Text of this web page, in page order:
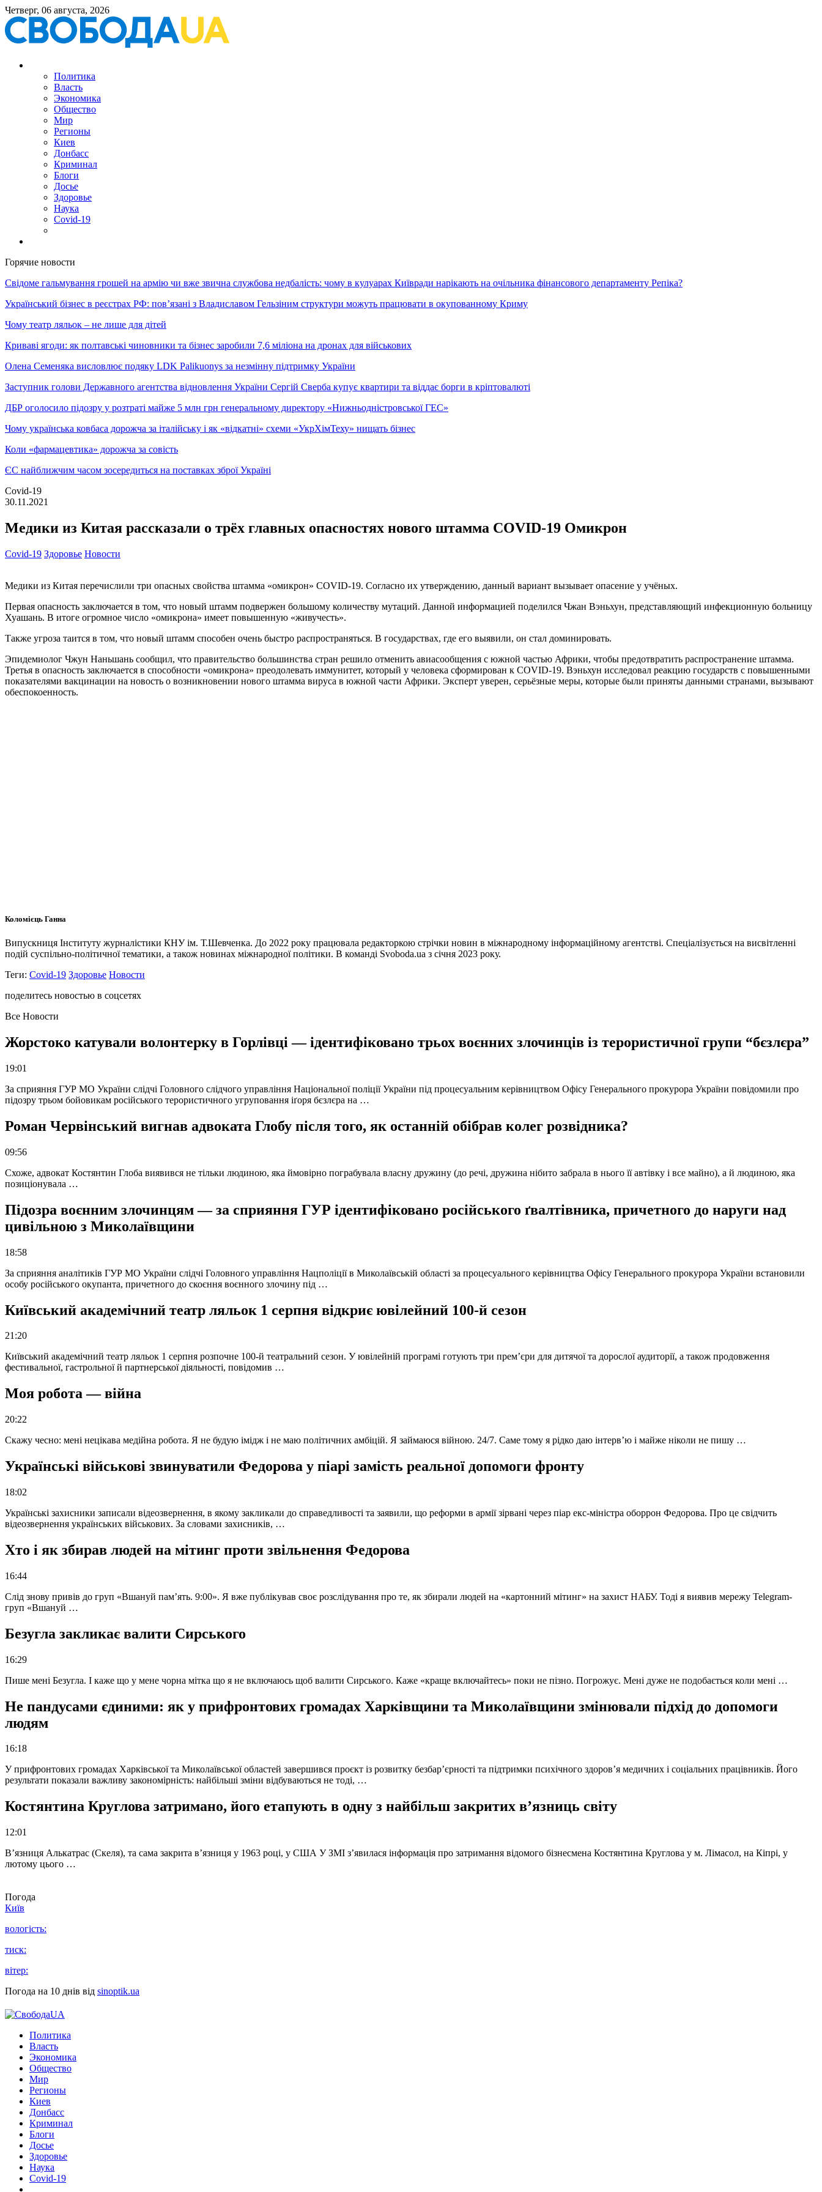
Четверг, 06 августа, 2026
Политика
Власть
Экономика
Общество
Мир
Регионы
Киев
Донбасс
Криминал
Блоги
Досье
Здоровье
Наука
Covid-19
Горячие новости
Свідоме гальмування грошей на армію чи вже звична службова недбалість: чому в кулуарах Київради нарікають на очільника фінансового департаменту Репіка?
Український бізнес в реєстрах РФ: пов’язані з Владиславом Гельзіним структури можуть працювати в окупованному Криму
Чому театр ляльок – не лише для дітей
Криваві ягоди: як полтавські чиновники та бізнес заробили 7,6 міліона на дронах для військових
Олена Семеняка висловлює подяку LDK Palikuonys за незмінну підтримку України
Заступник голови Державного агентства відновлення України Сергій Сверба купує квартири та віддає борги в кріптовалюті
ДБР оголосило підозру у розтраті майже 5 млн грн генеральному директору «Нижньодністровської ГЕС»
Чому українська ковбаса дорожча за італійську і як «відкатні» схеми «УкрХімТеху» нищать бізнес
Коли «фармацевтика» дорожча за совість
ЄС найближчим часом зосередиться на поставках зброї Україні
Covid-19
30.11.2021
Медики из Китая рассказали о трёх главных опасностях нового штамма COVID-19 Омикрон
Covid-19 Здоровье Новости
Медики из Китая перечислили три опасных свойства штамма «омикрон» COVID-19. Согласно их утверждению, данный вариант вызывает опасение у учёных.
Первая опасность заключается в том, что новый штамм подвержен большому количеству мутаций. Данной информацией поделился Чжан Вэньхун, представляющий инфекционную больницу
Хуашань. В итоге огромное число «омикрона» имеет повышенную «живучесть».
Также угроза таится в том, что новый штамм способен очень быстро распространяться. В государствах, где его выявили, он стал доминировать.
Эпидемиолог Чжун Наньшань сообщил, что правительство большинства стран решило отменить авиасообщения с южной частью Африки, чтобы предотвратить распространение штамма.
Третья в опасность заключается в способности «омикрона» преодолевать иммунитет, который у человека сформирован к COVID-19. Вэньхун исследовал реакцию государств с повышенными
показателями вакцинации на новость о возникновении нового штамма вируса в южной части Африки. Эксперт уверен, серьёзные меры, которые были приняты данными странами, вызывают
обеспокоенность.
Коломієць Ганна
Випускниця Інституту журналістики КНУ ім. Т.Шевченка. До 2022 року працювала редакторкою стрічки новин в міжнародному інформаційному агентстві. Спеціалізується на висвітленні
подій суспільно-політичної тематики, а також новинах міжнародної політики. В команді Svoboda.ua з січня 2023 року.
Теги: Covid-19 Здоровье Новости
поделитесь новостью в соцсетях
Все Новости
Жорстоко катували волонтерку в Горлівці — ідентифіковано трьох воєнних злочинців із терористичної групи “бєзлєра”
19:01
За сприяння ГУР МО України слідчі Головного слідчого управління Національної поліції України під процесуальним керівництвом Офісу Генерального прокурора України повідомили про
підозру трьом бойовикам російського терористичного угруповання іґоря бєзлєра на …
Роман Червінський вигнав адвоката Глобу після того, як останній обібрав колег розвідника?
09:56
Схоже, адвокат Костянтин Глоба виявився не тільки людиною, яка ймовірно пограбувала власну дружину (до речі, дружина нібито забрала в нього її автівку і все майно), а й людиною, яка
позиціонувала …
Підозра воєнним злочинцям — за сприяння ГУР ідентифіковано російського ґвалтівника, причетного до наруги над
цивільною з Миколаївщини
18:58
За сприяння аналітиків ГУР МО України слідчі Головного управління Нацполіції в Миколаївській області за процесуального керівництва Офісу Генерального прокурора України встановили
особу російського окупанта, причетного до скоєння воєнного злочину під …
Київський академічний театр ляльок 1 серпня відкриє ювілейний 100-й сезон
21:20
Київський академічний театр ляльок 1 серпня розпочне 100-й театральний сезон. У ювілейній програмі готують три прем’єри для дитячої та дорослої аудиторії, а також продовження
фестивальної, гастрольної й партнерської діяльності, повідомив …
Моя робота — війна
20:22
Скажу чесно: мені нецікава медійна робота. Я не будую імідж і не маю політичних амбіцій. Я займаюся війною. 24/7. Саме тому я рідко даю інтерв’ю і майже ніколи не пишу …
Українські військові звинуватили Федорова у піарі замість реальної допомоги фронту
18:02
Українські захисники записали відеозвернення, в якому закликали до справедливості та заявили, що реформи в армії зірвані через піар екс-міністра оборрон Федорова. Про це свідчить
відеозвернення українських військових. За словами захисників, …
Хто і як збирав людей на мітинг проти звільнення Федорова
16:44
Слід знову привів до груп «Вшануй пам’ять. 9:00». Я вже публікував своє розслідування про те, як збирали людей на «картонний мітинг» на захист НАБУ. Тоді я виявив мережу Telegram-
груп «Вшануй …
Безугла закликає валити Сирського
16:29
Пише мені Безугла. І каже що у мене чорна мітка що я не включаюсь щоб валити Сирського. Каже «краще включайтесь» поки не пізно. Погрожує. Мені дуже не подобається коли мені …
Не пандусами єдиними: як у прифронтових громадах Харківщини та Миколаївщини змінювали підхід до допомоги
людям
16:18
У прифронтових громадах Харківської та Миколаївської областей завершився проєкт із розвитку безбар’єрності та підтримки психічного здоров’я медичних і соціальних працівників. Його
результати показали важливу закономірність: найбільші зміни відбуваються не тоді, …
Костянтина Круглова затримано, його етапують в одну з найбільш закритих в’язниць світу
12:01
В’язниця Алькатрас (Скеля), та сама закрита в’язниця у 1963 році, у США У ЗМІ з’явилася інформація про затримання відомого бізнесмена Костянтина Круглова у м. Лімасол, на Кіпрі, у
лютому цього …
Погода
Київ
вологість:
тиск:
вітер:
Погода на 10 днів від sinoptik.ua
Политика
Власть
Экономика
Общество
Мир
Регионы
Киев
Донбасс
Криминал
Блоги
Досье
Здоровье
Наука
Covid-19